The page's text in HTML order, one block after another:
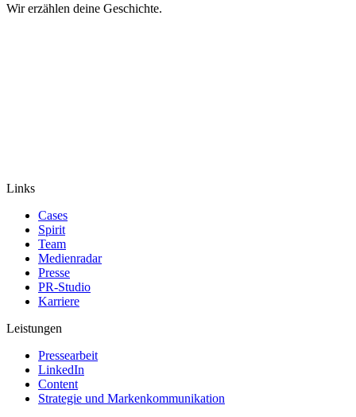
Wir erzählen deine Geschichte.
Links
Cases
Spirit
Team
Medienradar
Presse
PR-Studio
Karriere
Leistungen
Pressearbeit
LinkedIn
Content
Strategie und Markenkommunikation